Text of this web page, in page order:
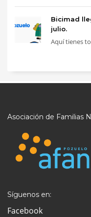
Bicimad
julio.
Aquí tienes
Asociación de Familias
Síguenos en:
Facebook